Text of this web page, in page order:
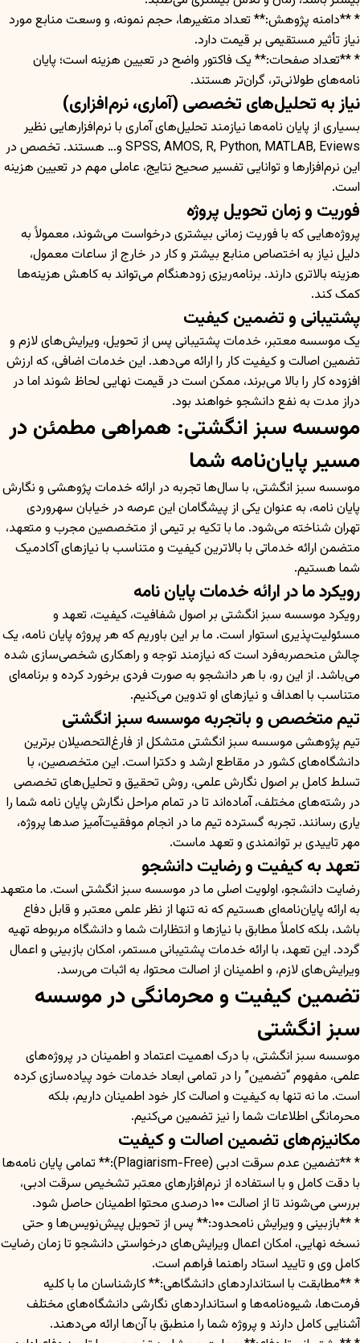
* **دامنه پژوهش:** تعداد متغیرها، حجم نمونه، و وسعت منابع مورد
نیاز تأثیر مستقیمی بر قیمت دارد.
* **تعداد صفحات:** یک فاکتور واضح در تعیین هزینه است؛ پایان
نامه‌های طولانی‌تر، گران‌تر هستند.
نیاز به تحلیل‌های تخصصی (آماری، نرم‌افزاری)
بسیاری از پایان نامه‌ها نیازمند تحلیل‌های آماری با نرم‌افزارهایی نظیر
SPSS, AMOS, R, Python, MATLAB, Eviews و… هستند. تخصص در
این نرم‌افزارها و توانایی تفسیر صحیح نتایج، عاملی مهم در تعیین هزینه
است.
فوریت و زمان تحویل پروژه
پروژه‌هایی که با فوریت زمانی بیشتری درخواست می‌شوند، معمولاً به
دلیل نیاز به اختصاص منابع بیشتر و کار در خارج از ساعات معمول،
هزینه بالاتری دارند. برنامه‌ریزی زودهنگام می‌تواند به کاهش هزینه‌ها
کمک کند.
پشتیبانی و تضمین کیفیت
یک موسسه معتبر، خدمات پشتیبانی پس از تحویل، ویرایش‌های لازم و
تضمین اصالت و کیفیت کار را ارائه می‌دهد. این خدمات اضافی، که ارزش
افزوده کار را بالا می‌برند، ممکن است در قیمت نهایی لحاظ شوند اما در
دراز مدت به نفع دانشجو خواهند بود.
موسسه سبز انگشتی: همراهی مطمئن در
مسیر پایان‌نامه شما
موسسه سبز انگشتی، با سال‌ها تجربه در ارائه خدمات پژوهشی و نگارش
پایان نامه، به عنوان یکی از پیشگامان این عرصه در خیابان سهروردی
تهران شناخته می‌شود. ما با تکیه بر تیمی از متخصصین مجرب و متعهد،
متضمن ارائه خدماتی با بالاترین کیفیت و متناسب با نیازهای آکادمیک
شما هستیم.
رویکرد ما در ارائه خدمات پایان نامه
رویکرد موسسه سبز انگشتی بر اصول شفافیت، کیفیت، تعهد و
مسئولیت‌پذیری استوار است. ما بر این باوریم که هر پروژه پایان نامه، یک
چالش منحصربه‌فرد است که نیازمند توجه و راهکاری شخصی‌سازی شده
می‌باشد. از این رو، با هر دانشجو به صورت فردی برخورد کرده و برنامه‌ای
متناسب با اهداف و نیازهای او تدوین می‌کنیم.
تیم متخصص و باتجربه موسسه سبز انگشتی
تیم پژوهشی موسسه سبز انگشتی متشکل از فارغ‌التحصیلان برترین
دانشگاه‌های کشور در مقاطع ارشد و دکترا است. این متخصصین، با
تسلط کامل بر اصول نگارش علمی، روش تحقیق و تحلیل‌های تخصصی
در رشته‌های مختلف، آماده‌اند تا در تمام مراحل نگارش پایان نامه شما را
یاری رسانند. تجربه گسترده تیم ما در انجام موفقیت‌آمیز صدها پروژه،
مهر تاییدی بر توانمندی و تعهد ماست.
تعهد به کیفیت و رضایت دانشجو
رضایت دانشجو، اولویت اصلی ما در موسسه سبز انگشتی است. ما متعهد
به ارائه پایان‌نامه‌ای هستیم که نه تنها از نظر علمی معتبر و قابل دفاع
باشد، بلکه کاملاً مطابق با نیازها و انتظارات شما و دانشگاه مربوطه تهیه
گردد. این تعهد، با ارائه خدمات پشتیبانی مستمر، امکان بازبینی و اعمال
ویرایش‌های لازم، و اطمینان از اصالت محتوا، به اثبات می‌رسد.
تضمین کیفیت و محرمانگی در موسسه
سبز انگشتی
موسسه سبز انگشتی، با درک اهمیت اعتماد و اطمینان در پروژه‌های
علمی، مفهوم “تضمین” را در تمامی ابعاد خدمات خود پیاده‌سازی کرده
است. ما نه تنها به کیفیت و اصالت کار خود اطمینان داریم، بلکه
محرمانگی اطلاعات شما را نیز تضمین می‌کنیم.
مکانیزم‌های تضمین اصالت و کیفیت
* **تضمین عدم سرقت ادبی (Plagiarism-Free):** تمامی پایان نامه‌ها
با دقت کامل و با استفاده از نرم‌افزارهای معتبر تشخیص سرقت ادبی،
بررسی می‌شوند تا از اصالت ۱۰۰ درصدی محتوا اطمینان حاصل شود.
* **بازبینی و ویرایش نامحدود:** پس از تحویل پیش‌نویس‌ها و حتی
نسخه نهایی، امکان اعمال ویرایش‌های درخواستی دانشجو تا زمان رضایت
کامل وی و تایید استاد راهنما فراهم است.
* **مطابقت با استانداردهای دانشگاهی:** کارشناسان ما با کلیه
فرمت‌ها، شیوه‌نامه‌ها و استانداردهای نگارشی دانشگاه‌های مختلف
آشنایی کامل دارند و پروژه شما را منطبق با آن‌ها ارائه می‌دهند.